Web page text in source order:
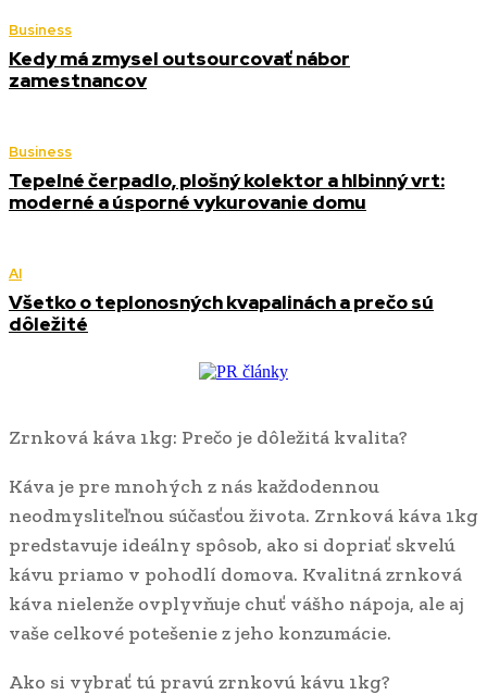
Business
Kedy má zmysel outsourcovať nábor
zamestnancov
Business
Tepelné čerpadlo, plošný kolektor a hlbinný vrt:
moderné a úsporné vykurovanie domu
AI
Všetko o teplonosných kvapalinách a prečo sú
dôležité
Zrnková káva 1kg: Prečo je dôležitá kvalita?
Káva je pre mnohých z nás každodennou
neodmysliteľnou súčasťou života. Zrnková káva 1kg
predstavuje ideálny spôsob, ako si dopriať skvelú
kávu priamo v pohodlí domova. Kvalitná zrnková
káva nielenže ovplyvňuje chuť vášho nápoja, ale aj
vaše celkové potešenie z jeho konzumácie.
Ako si vybrať tú pravú zrnkovú kávu 1kg?